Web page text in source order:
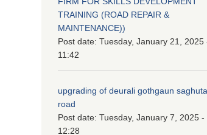
TRAINING (ROAD REPAIR &
MAINTENANCE))
Post date: Tuesday, January 21, 2025
11:42
upgrading of deurali gothgaun
road
Post date: Tuesday, January 7, 2025 -
12:28